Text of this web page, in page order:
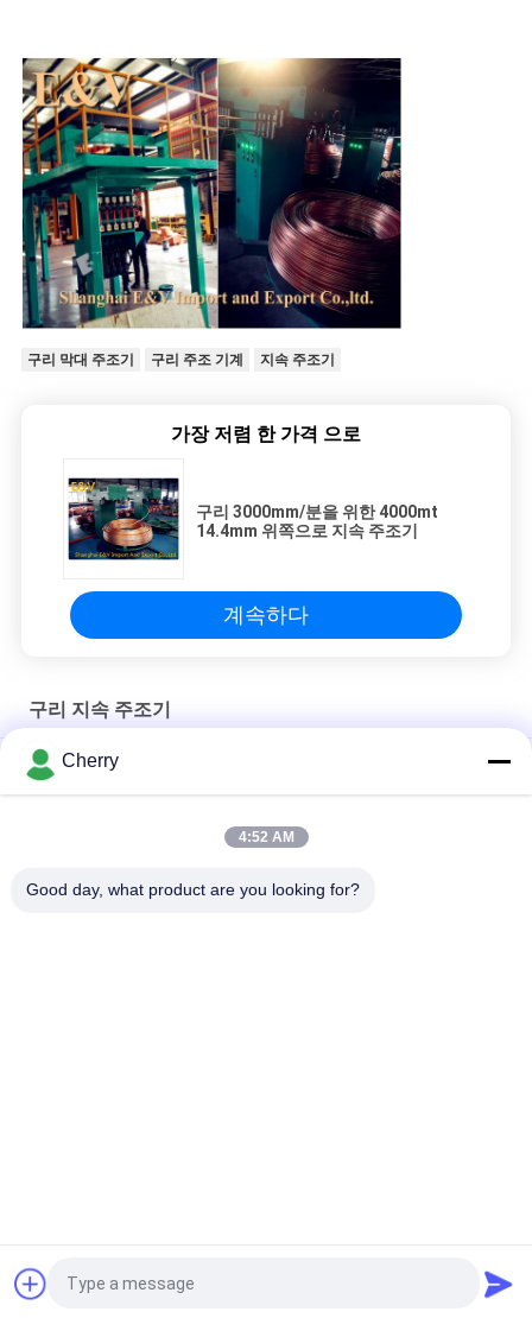
구리 막대 주조기 구리 주조 기계 지속 주조기
가장 저렴 한 가격 으로
구리 3000mm/분을 위한 4000mt
14.4mm 위쪽으로 지속 주조기
계속하다
구리 지속 주조기
구리 연속 주조 기계 자동 전선과 케이블 생산 라인
Cherry
4:52 AM
Good day, what product are you looking for?